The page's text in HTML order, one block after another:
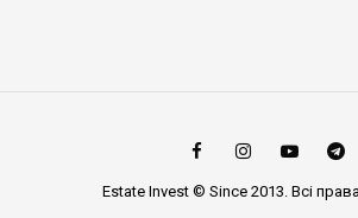
Estate Invest © Since 2013. Всі